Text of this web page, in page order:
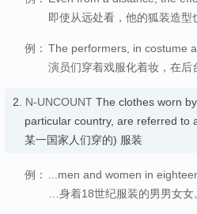
即使从远处看，他的狐装造型
例： The performers, in costume
演员们穿着戏服化着妆，在后
2. N-UNCOUNT The clothes worn
particular country, are referred to
某一国家人们穿的) 服装
例：
...men and women in
…身着18世纪服装的男男女女